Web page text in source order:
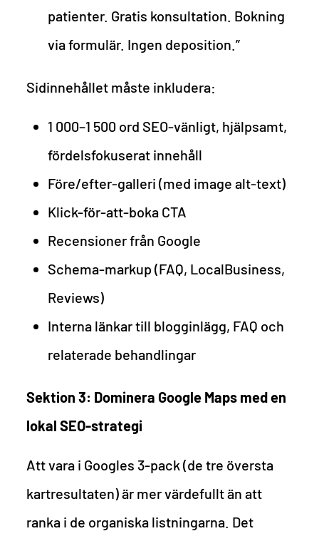
patienter. Gratis konsultation. Bokning
via formulär. Ingen deposition.”
Sidinnehållet måste inkludera:
1 000–1 500 ord SEO-vänligt, hjälpsamt,
fördelsfokuserat innehåll
Före/efter-galleri (med image alt-text)
Klick-för-att-boka CTA
Recensioner från Google
Schema-markup (FAQ, LocalBusiness,
Reviews)
Interna länkar till blogginlägg, FAQ och
relaterade behandlingar
Sektion 3: Dominera Google Maps med en
lokal SEO-strategi
Att vara i Googles 3-pack (de tre översta
kartresultaten) är mer värdefullt än att
ranka i de organiska listningarna. Det